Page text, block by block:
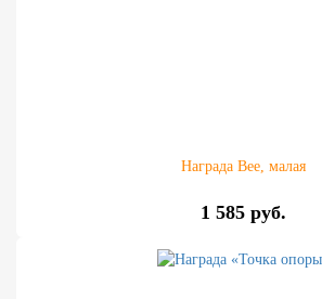
Награда Bee, малая
1 585 руб.